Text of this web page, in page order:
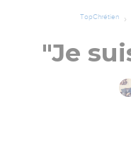
TopChrétien
"Je